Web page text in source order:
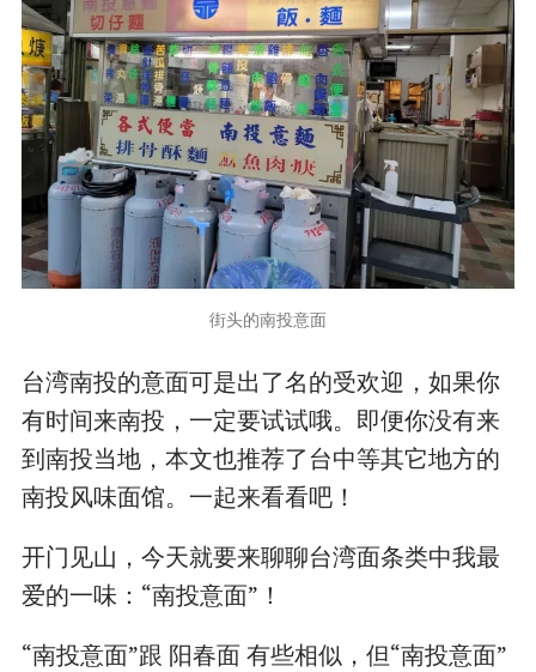
街头的南投意面
台湾南投的意面可是出了名的受欢迎，如果你
有时间来南投，一定要试试哦。即便你没有来
到南投当地，本文也推荐了台中等其它地方的
南投风味面馆。一起来看看吧！
开门见山，今天就要来聊聊台湾面条类中我最
爱的一味：“南投意面”！
“南投意面”跟 阳春面 有些相似，但“南投意面”